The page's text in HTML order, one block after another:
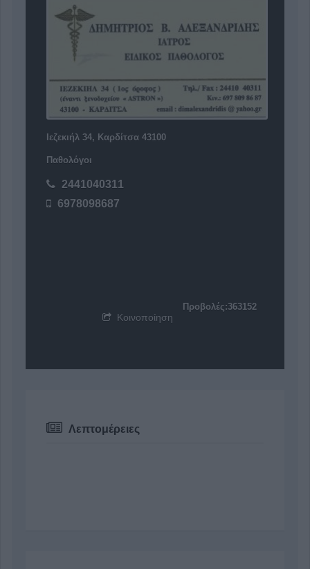
Ιεζεκιήλ 34, Καρδίτσα 43100
Παθολόγοι
2441040311
6978098687
Προβολές:363152
Κοινοποίηση
Λεπτομέρειες